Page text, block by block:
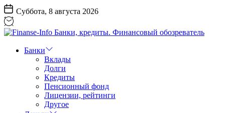
Перейти
к
содержанию
Суббота, 8 августа 2026
Info
Финансовый
обозреватель
Банки
Вклады
Долги
Кредиты
Пенсионный фонд
Лицензии, рейтинги
Другое